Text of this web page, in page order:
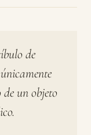
de
un objeto